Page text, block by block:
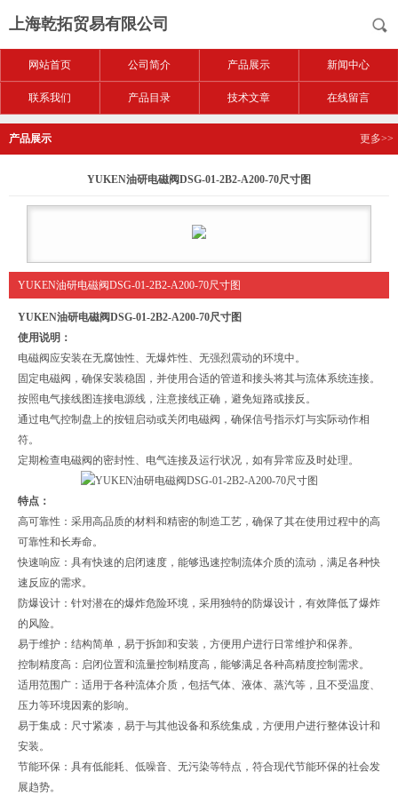
上海乾拓贸易有限公司
网站首页 公司简介 产品展示 新闻中心
联系我们 产品目录 技术文章 在线留言
产品展示 更多>>
YUKEN油研电磁阀DSG-01-2B2-A200-70尺寸图
YUKEN油研电磁阀DSG-01-2B2-A200-70尺寸图
YUKEN油研电磁阀DSG-01-2B2-A200-70尺寸图
使用说明：
电磁阀应安装在无腐蚀性、无爆炸性、无强烈震动的环境中。
固定电磁阀，确保安装稳固，并使用合适的管道和接头将其与流体系统连接。
按照电气接线图连接电源线，注意接线正确，避免短路或接反。
通过电气控制盘上的按钮启动或关闭电磁阀，确保信号指示灯与实际动作相
符。
定期检查电磁阀的密封性、电气连接及运行状况，如有异常应及时处理。
特点：
高可靠性：采用高品质的材料和精密的制造工艺，确保了其在使用过程中的高
可靠性和长寿命。
快速响应：具有快速的启闭速度，能够迅速控制流体介质的流动，满足各种快
速反应的需求。
防爆设计：针对潜在的爆炸危险环境，采用独特的防爆设计，有效降低了爆炸
的风险。
易于维护：结构简单，易于拆卸和安装，方便用户进行日常维护和保养。
控制精度高：启闭位置和流量控制精度高，能够满足各种高精度控制需求。
适用范围广：适用于各种流体介质，包括气体、液体、蒸汽等，且不受温度、
压力等环境因素的影响。
易于集成：尺寸紧凑，易于与其他设备和系统集成，方便用户进行整体设计和
安装。
节能环保：具有低能耗、低噪音、无污染等特点，符合现代节能环保的社会发
展趋势。